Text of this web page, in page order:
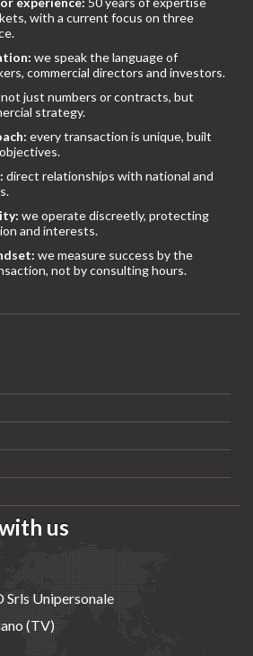
with a current focus on three
we speak the language of
commercial directors and investors.
not just numbers or contracts, but
strategy.
every transaction is unique, built
direct relationships with national and
we operate discreetly, protecting
and interests.
we measure success by the
not by consulting hours.
us
Unipersonale
(TV)